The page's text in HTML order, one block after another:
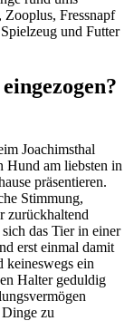
Fressnapf
und Futter
Joachimsthal
Hund am liebsten in
präsentieren.
Stimmung,
zurückhaltend
das Tier in einer
erst einmal damit
keineswegs ein
Halter geduldig
zu